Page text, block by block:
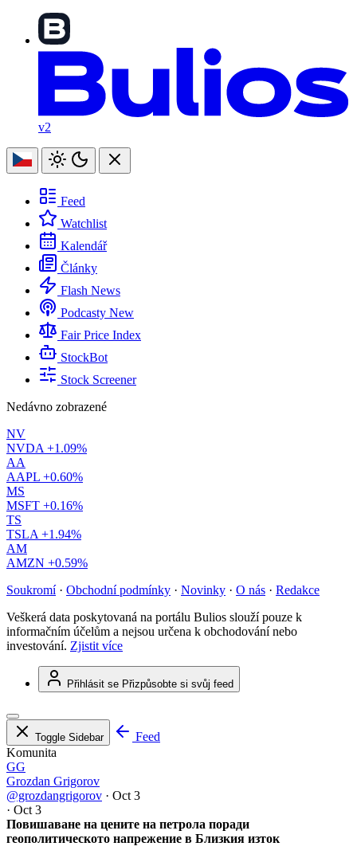
v2
Feed
Watchlist
Kalendář
Články
Flash News
Podcasty New
Fair Price Index
StockBot
Stock Screener
Nedávno zobrazené
NV
NVDA +1.09%
AA
AAPL +0.60%
MS
MSFT +0.16%
TS
TSLA +1.94%
AM
AMZN +0.59%
Soukromí · Obchodní podmínky · Novinky · O nás · Redakce
Veškerá data poskytovaná na portálu Bulios slouží pouze k
informačním účelům a nejsou určena k obchodování nebo
investování. Zjistit více
Přihlásit se Přizpůsobte si svůj feed
Toggle Sidebar
Feed
Komunita
GG
Grozdan Grigorov
@grozdangrigorov · Oct 3
· Oct 3
Повишаване на цените на петрола поради
геополитическото напрежение в Близкия изток